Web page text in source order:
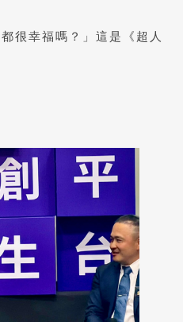
很幸福嗎？」這是《超人